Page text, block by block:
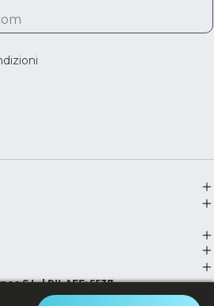
S.L. | RII-AEE: 5537